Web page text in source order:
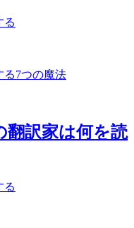
る
る7つの魔法
訳家は何を読
る